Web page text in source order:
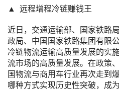
▲ 远程增程冷链赚钱王
近日，交通运输部、国家铁路
政局、中国国家铁路集团有限
冷链物流运输高质量发展的实
流市场的高质量发展。在政策
国物流与商用车行业再次走到
哪种方式实现历史性突破，成